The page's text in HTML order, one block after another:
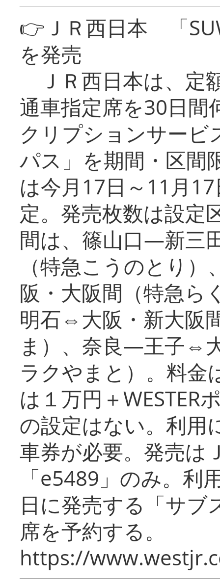
👉ＪＲ西日本 「
を発売
ＪＲ西日本は、定
通車指定席を30日間
クリプションサービ
パス」を期間・区間
は今月17日～11月
定。発売枚数は設定
間は、篠山口―新三
（特急こうのとり
阪・大阪間（特急
明石⇔大阪・新大阪
ま）、奈良―王子⇔
ラクやまと）。料金
は１万円＋WESTER
の設定はない。利用
車券が必要。発売は
「e5489」のみ。利
日に発売する「サブ
席を予約する。
https://